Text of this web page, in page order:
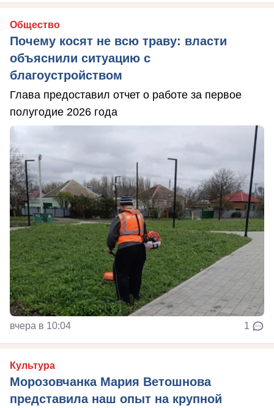
Общество
Почему косят не всю траву: власти
объяснили ситуацию с
благоустройством
Глава предоставил отчет о работе за первое
полугодие 2026 года
вчера в 10:04 1
Культура
Морозовчанка Мария Ветошнова
представила наш опыт на крупной